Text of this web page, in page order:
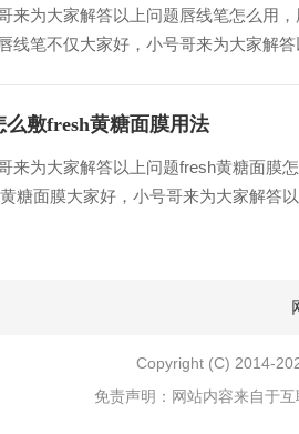
来为大家解答以上问题唇线笔怎么用
线笔不仅大家好，小号哥来为大家解
敷fresh黄糖面膜用法
来为大家解答以上问题fresh黄糖面膜
糖面膜大家好，小号哥来为大家解答
Copyright (C) 2014-
免责声明：网站内容来自于